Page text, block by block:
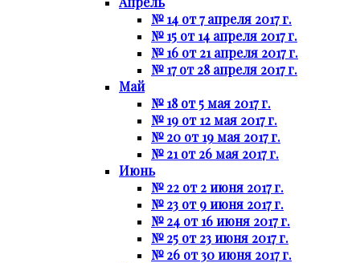
№ 14 от 7 апреля 2017 г.
№ 15 от 14 апреля 2017 г.
№ 16 от 21 апреля 2017 г.
№ 17 от 28 апреля 2017 г.
Май
№ 18 от 5 мая 2017 г.
№ 19 от 12 мая 2017 г.
№ 20 от 19 мая 2017 г.
№ 21 от 26 мая 2017 г.
Июнь
№ 22 от 2 июня 2017 г.
№ 23 от 9 июня 2017 г.
№ 24 от 16 июня 2017 г.
№ 25 от 23 июня 2017 г.
№ 26 от 30 июня 2017 г.